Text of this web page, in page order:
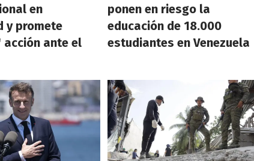
en
y promete
ante el
ponen en riesgo la
educación de 18.000
estudiantes en Venezuela